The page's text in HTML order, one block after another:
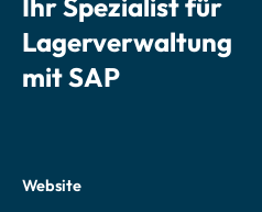
Ihr Spezialist für
Lagerverwaltung
mit SAP
Website